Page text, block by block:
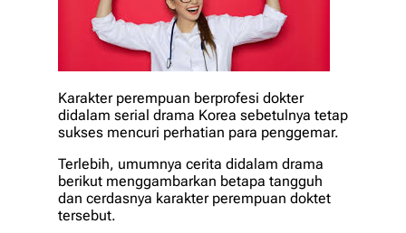
Karakter perempuan berprofesi dokter
didalam serial drama Korea sebetulnya tetap
sukses mencuri perhatian para penggemar.
Terlebih, umumnya cerita didalam drama
berikut menggambarkan betapa tangguh
dan cerdasnya karakter perempuan doktet
tersebut.